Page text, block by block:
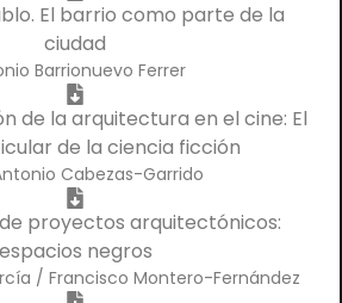
El barrio como parte de la
ciudad
Barrionuevo Ferrer
de la arquitectura en el cine: El
de la ciencia ficción
Cabezas-Garrido
proyectos arquitectónicos:
espacios negros
/ Francisco Montero-Fernández